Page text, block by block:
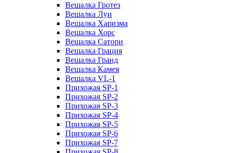
Вешалка Гротез
Вешалка Луи
Вешалка Харизма
Вешалка Хорс
Вешалка Сатори
Вешалка Грация
Вешалка Гранд
Вешалка Камея
Вешалка VL-1
Прихожая SP-1
Прихожая SP-2
Прихожая SP-3
Прихожая SP-4
Прихожая SP-5
Прихожая SP-6
Прихожая SP-7